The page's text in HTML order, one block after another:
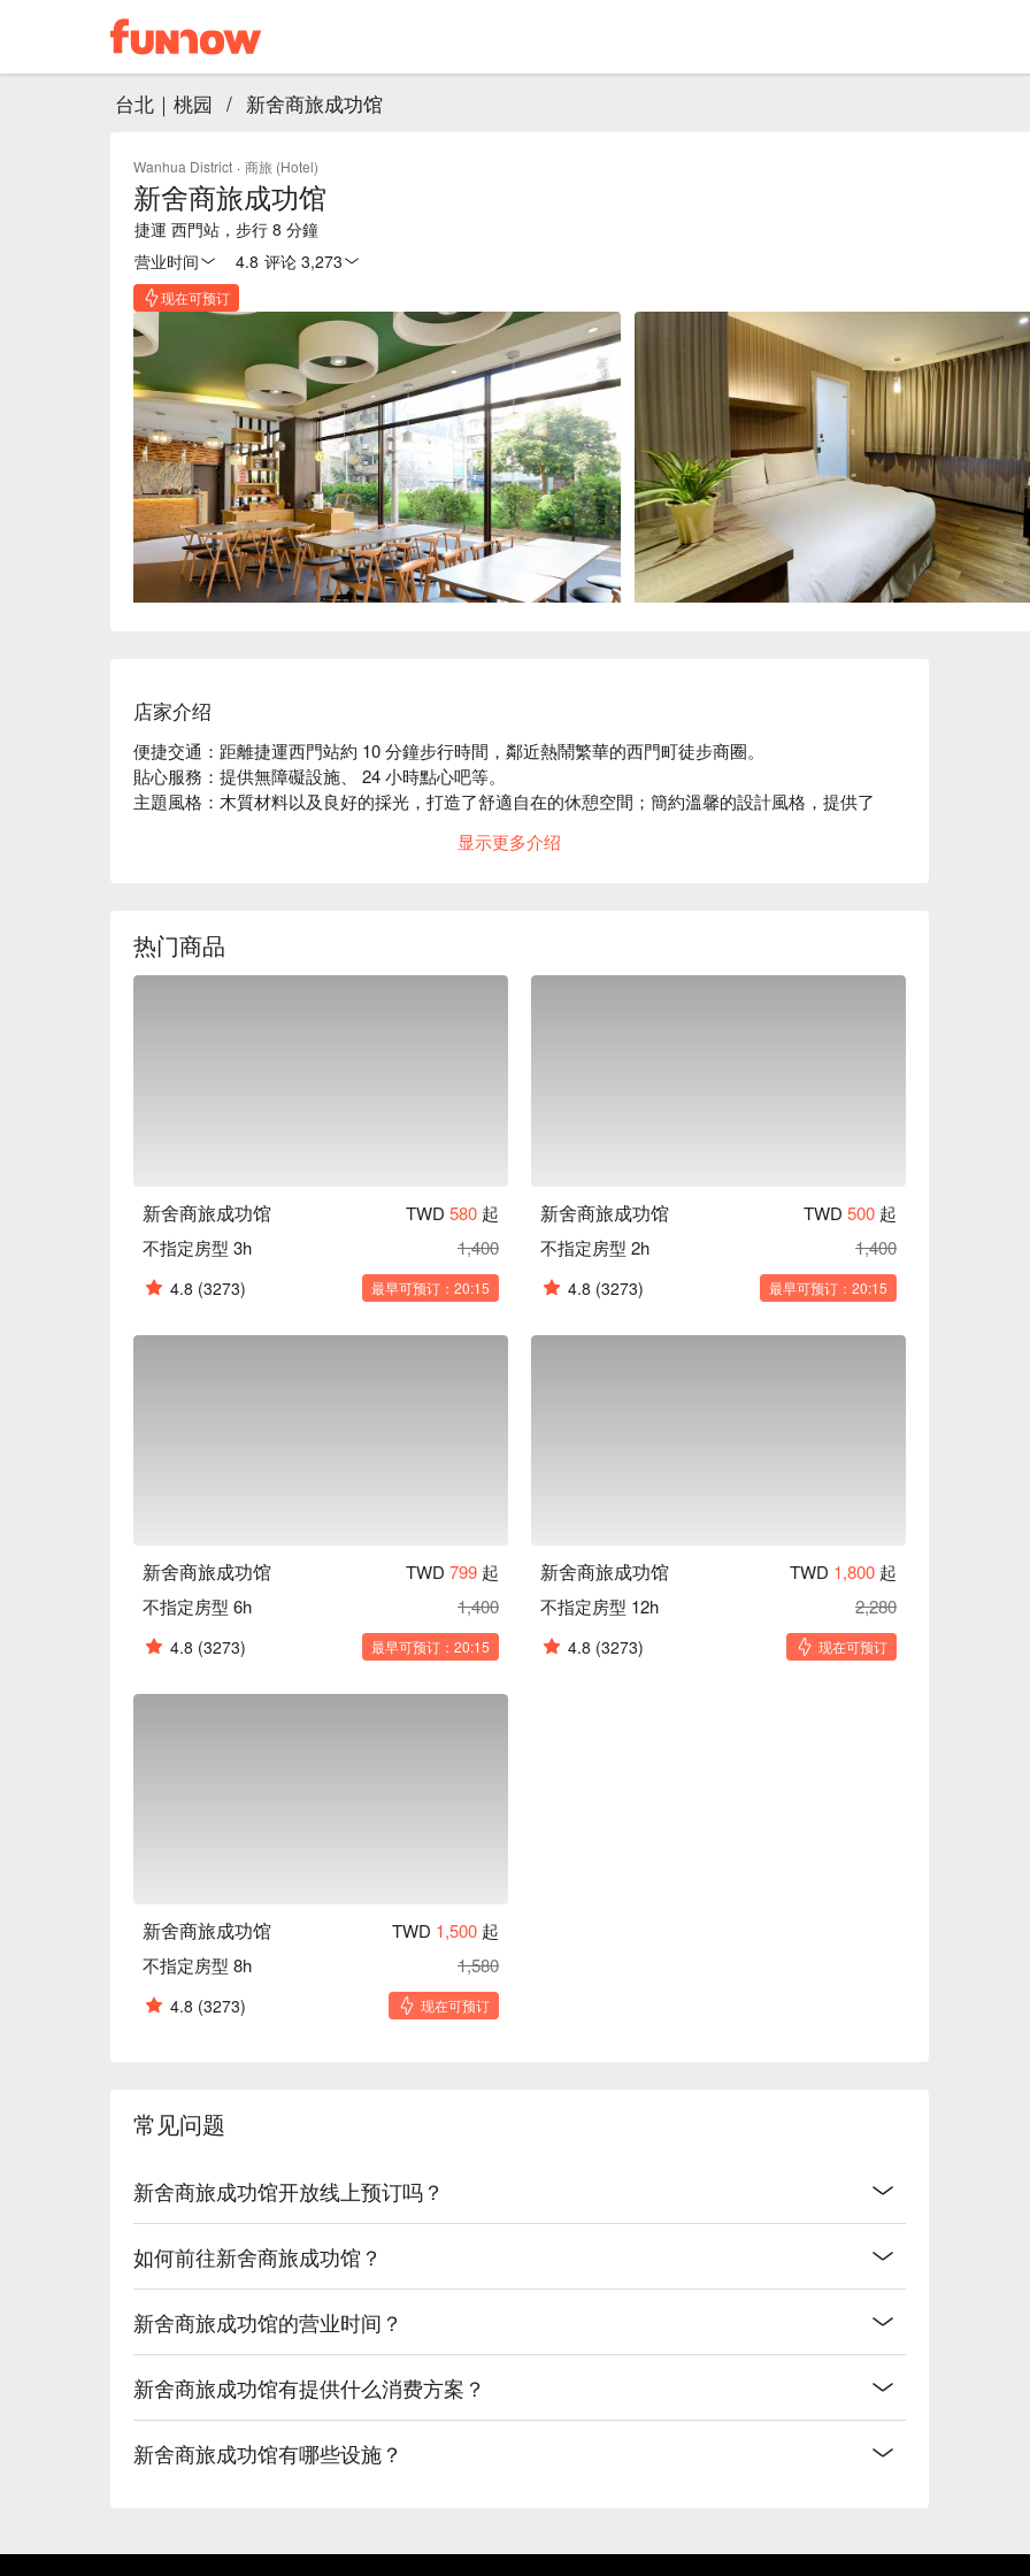
台北｜桃园 / 新舍商旅成功馆
Wanhua District · 商旅 (Hotel)
新舍商旅成功馆
捷運 西門站，步行 8 分鐘
营业时间
4.8 评论 3,273
现在可预订
店家介绍
便捷交通：距離捷運西門站約 10 分鐘步行時間，鄰近熱鬧繁華的西門町徒步商圈。
貼心服務：提供無障礙設施、 24 小時點心吧等。
主題風格：木質材料以及良好的採光，打造了舒適自在的休憩空間；簡約溫馨的設計風格，提供了
显示更多介绍
热门商品
新舍商旅成功馆 TWD 580 起
不指定房型 3h
1,400
4.8 (3273) 最早可预订：20:15
新舍商旅成功馆 TWD 500 起
不指定房型 2h
1,400
4.8 (3273) 最早可预订：20:15
新舍商旅成功馆 TWD 799 起
不指定房型 6h
1,400
4.8 (3273) 最早可预订：20:15
新舍商旅成功馆 TWD 1,800 起
不指定房型 12h
2,280
4.8 (3273) 现在可预订
新舍商旅成功馆 TWD 1,500 起
不指定房型 8h
1,580
4.8 (3273) 现在可预订
常见问题
新舍商旅成功馆开放线上预订吗？
如何前往新舍商旅成功馆？
新舍商旅成功馆的营业时间？
新舍商旅成功馆有提供什么消费方案？
新舍商旅成功馆有哪些设施？